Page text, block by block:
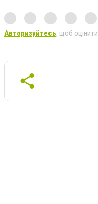
Авторизуйтесь, щоб оцінити